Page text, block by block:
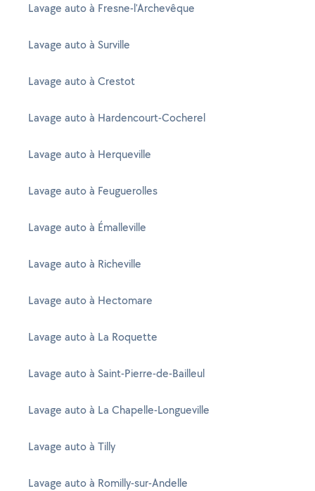
Lavage auto à Fresne-l'Archevêque
Lavage auto à Surville
Lavage auto à Crestot
Lavage auto à Hardencourt-Cocherel
Lavage auto à Herqueville
Lavage auto à Feuguerolles
Lavage auto à Émalleville
Lavage auto à Richeville
Lavage auto à Hectomare
Lavage auto à La Roquette
Lavage auto à Saint-Pierre-de-Bailleul
Lavage auto à La Chapelle-Longueville
Lavage auto à Tilly
Lavage auto à Romilly-sur-Andelle